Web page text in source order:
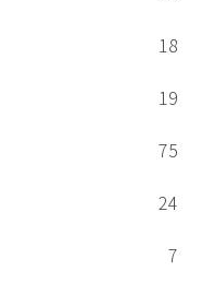
18
19
75
24
7